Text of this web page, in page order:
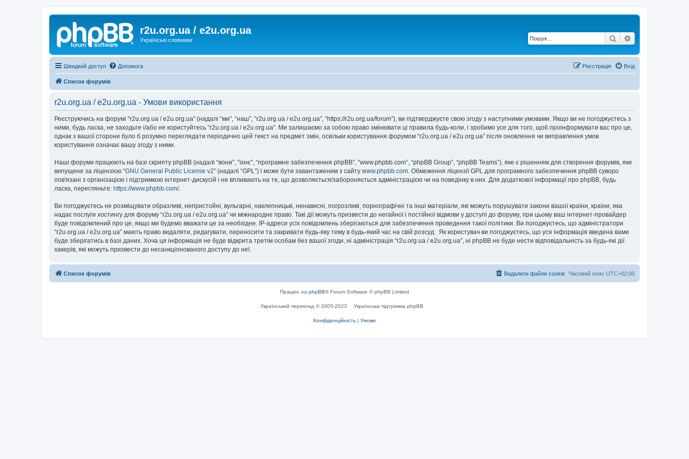
r2u.org.ua / e2u.org.ua
Українські словники Пошук
Швидкий доступ Допомога Вхід
Реєстрація
Список форумів
r2u.org.ua / e2u.org.ua - Умови використання
Реєструючись на форумі “r2u.org.ua / e2u.org.ua” (надалі “ми”, “наш”, “r2u.org.ua / e2u.org.ua”, “https://r2u.org.ua/forum”), ви підтверджуєте свою згоду з наступними умовами. Якщо ви не погоджуєтесь з
ними, будь ласка, не заходьте і/або не користуйтесь “r2u.org.ua / e2u.org.ua”. Ми залишаємо за собою право змінювати ці правила будь-коли, і зробимо усе для того, щоб проінформувати вас про це,
однак з вашої сторони було б розумно переглядати періодично цей текст на предмет змін, оскільки користування форумом “r2u.org.ua / e2u.org.ua” після оновлення чи виправлення умов
користування означає вашу згоду з ними.
Наші форуми працюють на базі скрипту phpBB (надалі “вони”, “їхнє”, “програмне забезпечення phpBB”, “www.phpbb.com”, “phpBB Group”, “phpBB Teams”), яке є рішенням для створення форумів, яке
випущене за ліцензією “GNU General Public License v2” (надалі “GPL”) і може бути завантаженим з сайту www.phpbb.com . Обмеження ліцензії GPL для програмного забезпечення phpBB суворо
пов'язані з організацією і підтримкою інтернет-дискусій і не впливають на те, що дозволяється/забороняється адміністрацією чи на поведінку в них. Для додаткової інформації про phpBB, будь
ласка, перегляньте: https://www.phpbb.com/.
Ви погоджуєтесь не розміщувати образливі, непристойні, вульгарні, наклепницькі, ненависні, погрозливі, порнографічні та інші матеріали, які можуть порушувати закони вашої країни, країни, яка
надає послуги хостингу для форуму “r2u.org.ua / e2u.org.ua” чи міжнародне право. Такі дії можуть призвести до негайної і постійної відмови у доступі до форуму, при цьому ваш інтернет-провайдер
буде повідомлений про це, якщо ми будемо вважати це за необхідне. IP-адреси усіх повідомлень зберігаються для забезпечення проведення такої політики. Ви погоджуєтесь, що адміністратори
“r2u.org.ua / e2u.org.ua” мають право видаляти, редагувати, переносити та закривати будь-яку тему в будь-який час на свій розсуд . Як користувач ви погоджуєтесь, що уся інформація введена вами
буде зберігатись в базі даних. Хоча ця інформація не буде відкрита третім особам без вашої згоди, ні адміністрація “r2u.org.ua / e2u.org.ua”, ні phpBB не буде нести відповідальність за будь-які дії
хакерів, які можуть призвести до несанкціонованого доступу до неї.
Список форумів Часовий пояс UTC+02:00
Видалити файли cookie
Працює на phpBB® Forum Software © phpBB Limited
Український переклад © 2005-2023 Українська підтримка phpBB
Конфіденційність | Умови